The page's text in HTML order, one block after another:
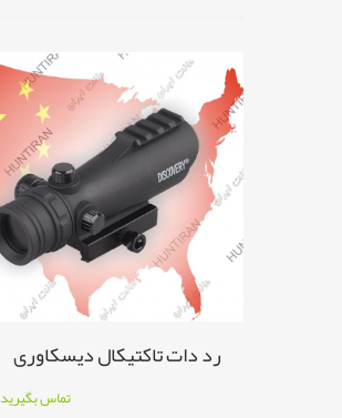
رد دات تاکتیکال دیسکاوری
تماس بگیرید